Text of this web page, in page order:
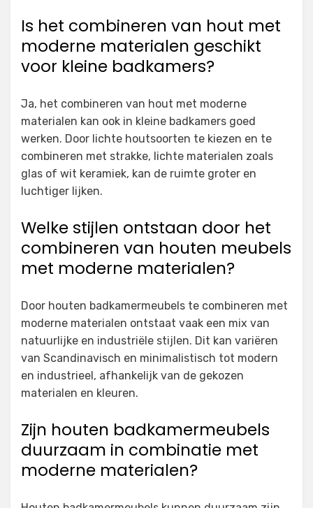
Is het combineren van hout met
moderne materialen geschikt
voor kleine badkamers?
Ja, het combineren van hout met moderne
materialen kan ook in kleine badkamers goed
werken. Door lichte houtsoorten te kiezen en te
combineren met strakke, lichte materialen zoals
glas of wit keramiek, kan de ruimte groter en
luchtiger lijken.
Welke stijlen ontstaan door het
combineren van houten meubels
met moderne materialen?
Door houten badkamermeubels te combineren met
moderne materialen ontstaat vaak een mix van
natuurlijke en industriële stijlen. Dit kan variëren
van Scandinavisch en minimalistisch tot modern
en industrieel, afhankelijk van de gekozen
materialen en kleuren.
Zijn houten badkamermeubels
duurzaam in combinatie met
moderne materialen?